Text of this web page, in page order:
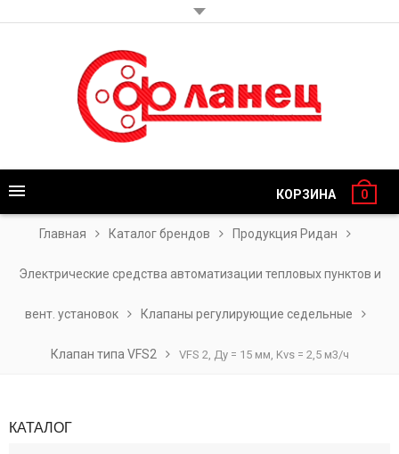
КОРЗИНА 0
Главная Каталог брендов Продукция Ридан
Электрические средства автоматизации тепловых пунктов и
вент. установок Клапаны регулирующие седельные
Клапан типа VFS2 VFS 2, Ду = 15 мм, Kvs = 2,5 м3/ч
КАТАЛОГ